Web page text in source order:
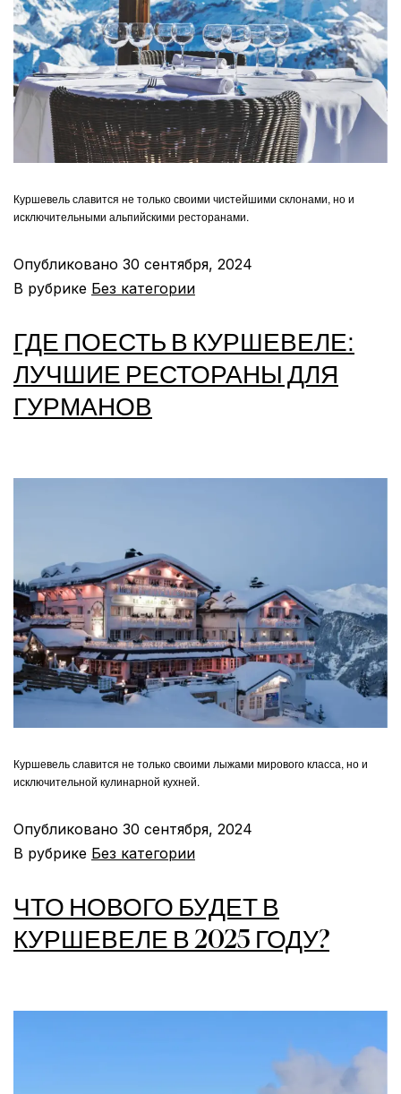
Куршевель славится не только своими чистейшими склонами, но и
исключительными альпийскими ресторанами.
Опубликовано 30 сентября, 2024
В рубрике Без категории
ГДЕ ПОЕСТЬ В КУРШЕВЕЛЕ:
ЛУЧШИЕ РЕСТОРАНЫ ДЛЯ
ГУРМАНОВ
Куршевель славится не только своими лыжами мирового класса, но и
исключительной кулинарной кухней.
Опубликовано 30 сентября, 2024
В рубрике Без категории
ЧТО НОВОГО БУДЕТ В
КУРШЕВЕЛЕ В 2025 ГОДУ?